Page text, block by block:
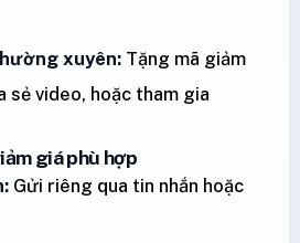
xuyên: Tặng mã giảm
sẻ video, hoặc tham gia
giá phù hợp
Gửi riêng qua tin nhắn hoặc